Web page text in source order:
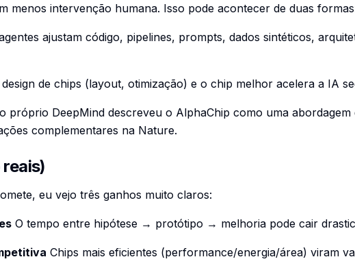
menos intervenção humana. Isso pode acontecer de duas
ajustam código, pipelines, prompts, dados sintéticos,
de chips (layout, otimização) e o chip melhor acelera a IA
próprio DeepMind descreveu o AlphaChip como uma abordagem
complementares na Nature.
eu vejo três ganhos muito claros:
O tempo entre hipótese → protótipo → melhoria pode cair
Chips mais eficientes (performance/energia/área) viram